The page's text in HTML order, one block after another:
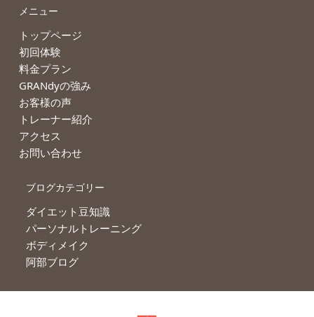
メニュー
トップページ
初回体験
料金プラン
GRANdyの強み
お客様の声
トレーナー紹介
アクセス
お問い合わせ
ブログカテゴリー
ダイエット豆知識
パーソナルトレーニング
ボディメイク
阿部ブログ